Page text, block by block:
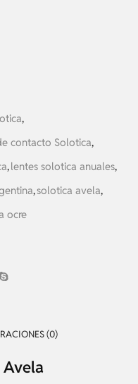
,
contacto Solotica,
,lentes solotica anuales,
,solotica avela,
ocre
(0)